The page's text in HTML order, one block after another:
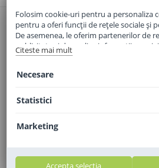
Email:office@elaptepraf.ro
Telefon:0745-964-449
Adresa:Sos. Borsului, Nr. 20, Oradea, Jud.
Folosim cookie-uri pentru a personaliza
pentru a oferi funcții de rețele sociale și
De asemenea, le oferim partenerilor de
publicitate și de analize informații cu
folosiți site-ul nostru. Aceștia le pot
Citeste mai mult
Necesare
Statistici
Marketing
Accepta selectia